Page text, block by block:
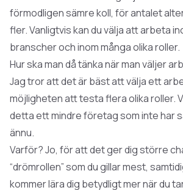
förmodligen sämre koll, för antalet
fler. Vanligtvis kan du välja attarbeta
branscheroch inom många olika roller.
Hur ska man då tänka när man väljer
Jag tror att det är bäst att välja ett
möjligheten att testa flera olika roller.
detta ett mindre företag som inte har
ännu.
Varför? Jo, för att det ger dig större
“drömrollen” som du gillar mest,
kommer lära dig betydligt mer när du